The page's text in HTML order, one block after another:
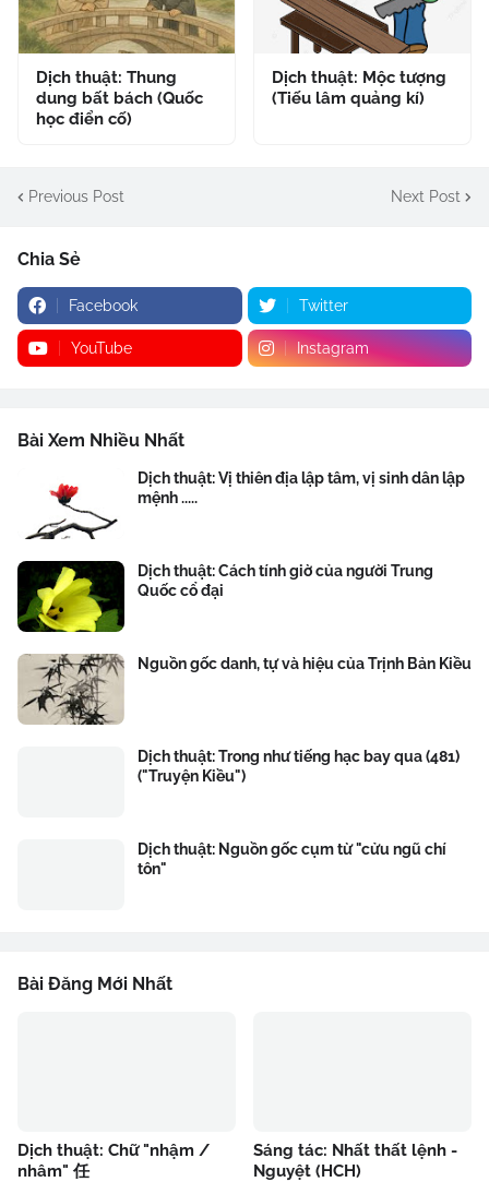
Dịch thuật: Thung
dung bất bách (Quốc
học điển cố)
Dịch thuật: Mộc tượng
(Tiếu lâm quảng kí)
Previous Post Next Post
Chia Sẻ
Facebook Twitter
YouTube Instagram
Bài Xem Nhiều Nhất
Dịch thuật: Vị thiên địa lập tâm, vị sinh dân lập
mệnh .....
Dịch thuật: Cách tính giờ của người Trung
Quốc cổ đại
Nguồn gốc danh, tự và hiệu của Trịnh Bản Kiều
Dịch thuật: Trong như tiếng hạc bay qua (481)
("Truyện Kiều")
Dịch thuật: Nguồn gốc cụm từ "cửu ngũ chí
tôn"
Bài Đăng Mới Nhất
Dịch thuật: Chữ "nhậm /
nhâm" 任
Sáng tác: Nhất thất lệnh -
Nguyệt (HCH)